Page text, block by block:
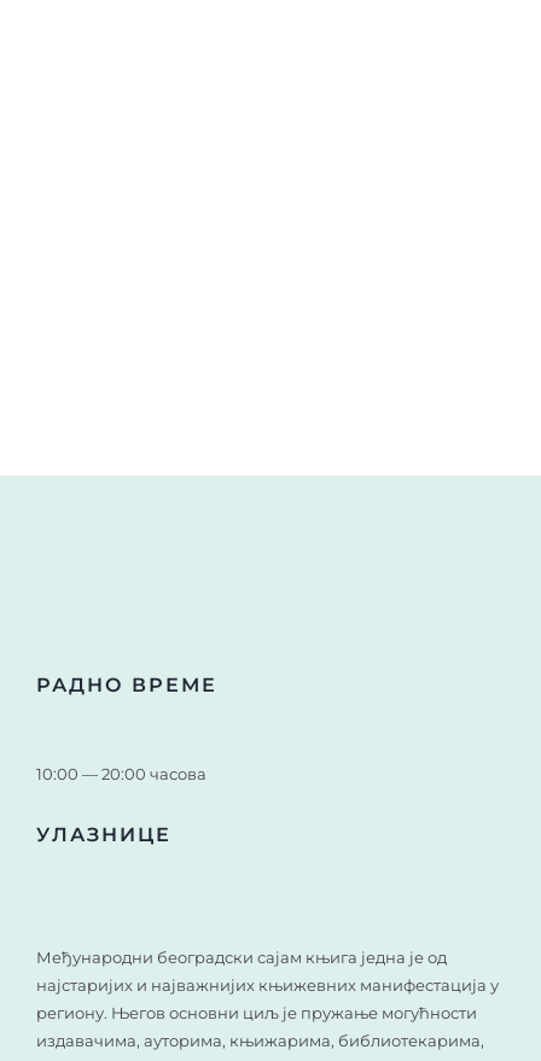
РАДНО ВРЕМЕ
10:00 — 20:00 часова
УЛАЗНИЦЕ
Међународни београдски сајам књига једна је од
најстаријих и најважнијих књижевних манифестација у
региону. Његов основни циљ је пружање могућности
издавачима, ауторима, књижарима, библиотекарима,